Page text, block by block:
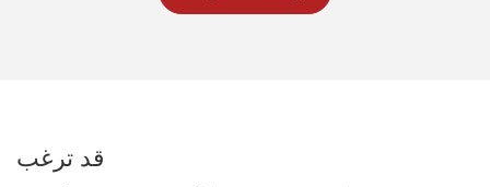
قد ترغب